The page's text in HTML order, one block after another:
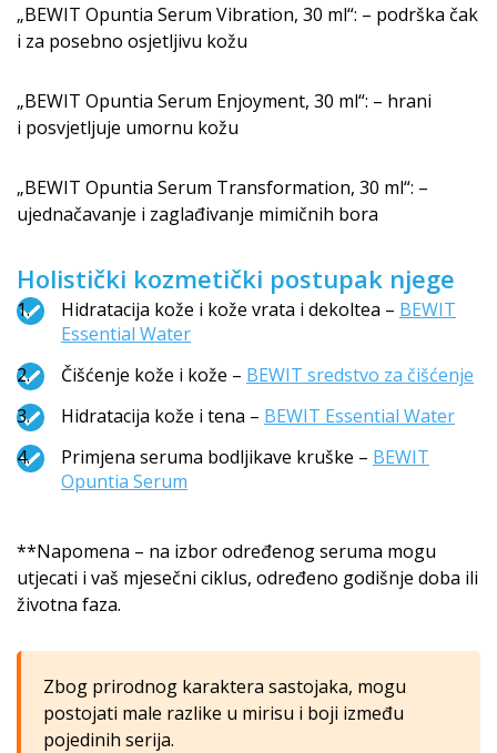
„BEWIT Opuntia Serum Vibration, 30 ml“: – podrška čak
i za posebno osjetljivu kožu
„BEWIT Opuntia Serum Enjoyment, 30 ml“: – hrani
i posvjetljuje umornu kožu
„BEWIT Opuntia Serum Transformation, 30 ml“: –
ujednačavanje i zaglađivanje mimičnih bora
Holistički kozmetički postupak njege
Hidratacija kože i kože vrata i dekoltea – BEWIT
Essential Water
Čišćenje kože i kože – BEWIT sredstvo za čišćenje
Hidratacija kože i tena – BEWIT Essential Water
Primjena seruma bodljikave kruške – BEWIT
Opuntia Serum
**Napomena – na izbor određenog seruma mogu
utjecati i vaš mjesečni ciklus, određeno godišnje doba ili
životna faza.
Zbog prirodnog karaktera sastojaka, mogu
postojati male razlike u mirisu i boji između
pojedinih serija.